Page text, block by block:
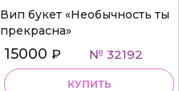
Вип букет «Необычность ты
прекрасна»
15000 ₽ № 32192
КУПИТЬ